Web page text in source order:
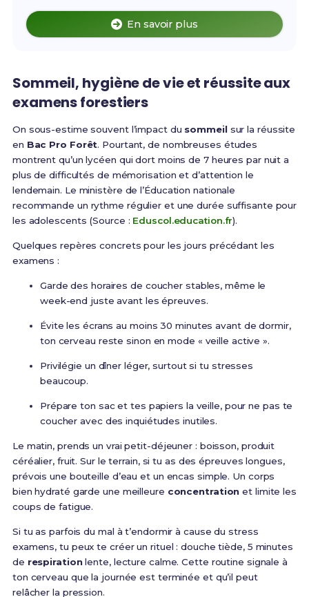
En savoir plus
Sommeil, hygiène de vie et réussite aux
examens forestiers
On sous-estime souvent l’impact du sommeilsur la réussite
en Bac Pro Forêt. Pourtant, de nombreuses études
montrent qu’un lycéen qui dort moins de 7 heures par nuit a
plus de difficultés de mémorisation et d’attention le
lendemain. Le ministère de l’Éducation nationale
recommande un rythme régulier et une durée suffisante pour
les adolescents (Source : Eduscol.education.fr).
Quelques repères concrets pour les jours précédant les
examens :
Garde des horaires de coucher stables, même le
week-end juste avant les épreuves.
Évite les écrans au moins 30 minutes avant de dormir,
ton cerveau reste sinon en mode « veille active ».
Privilégie un dîner léger, surtout si tu stresses
beaucoup.
Prépare ton sac et tes papiers la veille, pour ne pas te
coucher avec des inquiétudes inutiles.
Le matin, prends un vrai petit-déjeuner : boisson, produit
céréalier, fruit. Sur le terrain, si tu as des épreuves longues,
prévois une bouteille d’eau et un encas simple. Un corps
bien hydraté garde une meilleure concentration et limite les
coups de fatigue.
Si tu as parfois du mal à t’endormir à cause du stress
examens, tu peux te créer un rituel : douche tiède, 5 minutes
de respirationlente, lecture calme. Cette routine signale à
ton cerveau que la journée est terminée et qu’il peut
relâcher la pression.